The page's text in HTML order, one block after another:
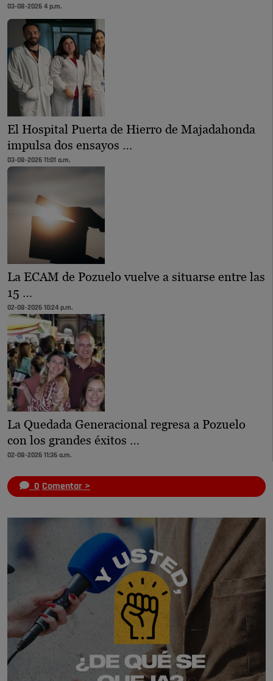
03-08-2026 4 p.m.
El Hospital Puerta de Hierro de Majadahonda
impulsa dos ensayos …
03-08-2026 11:01 a.m.
La ECAM de Pozuelo vuelve a situarse entre las
15 …
02-08-2026 10:24 p.m.
La Quedada Generacional regresa a Pozuelo
con los grandes éxitos …
02-08-2026 11:36 a.m.
0 Comentar >